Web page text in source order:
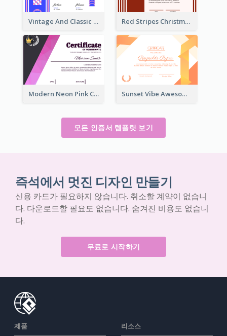
Vintage And Classic Vibrant Certificate Design Ideas Red Stripes Christmas Decorations Certificate
Modern Neon Pink Color Certificate Design Idea Sunset Vibe Awesome Graphic Certificate Design
모든 인증서 템플릿 보기
즉석에서 멋진 디자인 만들기
신용 카드가 필요하지 않습니다. 취소할 계약이 없습니
다. 다운로드할 필요도 없습니다. 숨겨진 비용도 없습니
다.
무료로 시작하기
제품 리소스